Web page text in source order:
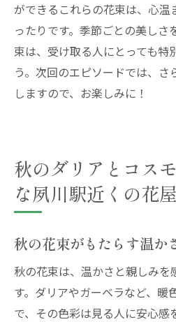
ができるこれらの花束は、心
ったりです。季節ごとの美しさ
束は、受け取る人にとっても特
う。次回のエピソードでは、
しますので、お楽しみに！
秋のダリアとコス
な夙川駅近くの花屋
秋の花束がもたらす温か
秋の花束は、温かさと親しみ
す。ダリアやガーベラなど、暖
で、その色彩は見る人に安心感